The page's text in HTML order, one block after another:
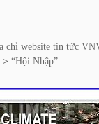
chỉ website tin tức
“Hội Nhập”.